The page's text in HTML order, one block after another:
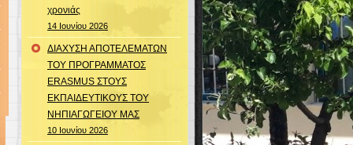
χρονιάς
14 Ιουνίου 2026
ΔΙΑΧΥΣΗ ΑΠΟΤΕΛΕΜΑΤΩΝ
ΤΟΥ ΠΡΟΓΡΑΜΜΑΤΟΣ
ERASMUS ΣΤΟΥΣ
ΕΚΠΑΙΔΕΥΤΙΚΟΥΣ ΤΟΥ
ΝΗΠΙΑΓΩΓΕΙΟΥ ΜΑΣ
10 Ιουνίου 2026